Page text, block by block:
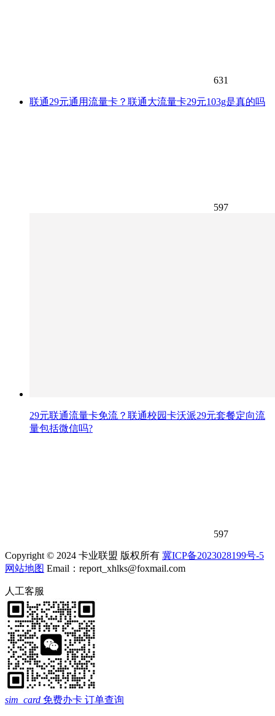
631
联通29元通用流量卡？联通大流量卡29元103g是真的吗
597
29元联通流量卡免流？联通校园卡沃派29元套餐定向流
量包括微信吗?
597
Copyright © 2024 卡业联盟 版权所有 冀ICP备2023028199号-5
网站地图 Email：report_xhlks@foxmail.com
人工客服
sim_card 免费办卡 订单查询